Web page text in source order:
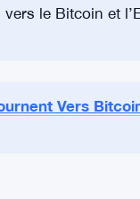
baisse
sur la
voyons pas des